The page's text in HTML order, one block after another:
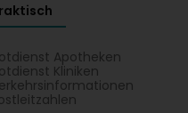
Apotheken
Kliniken